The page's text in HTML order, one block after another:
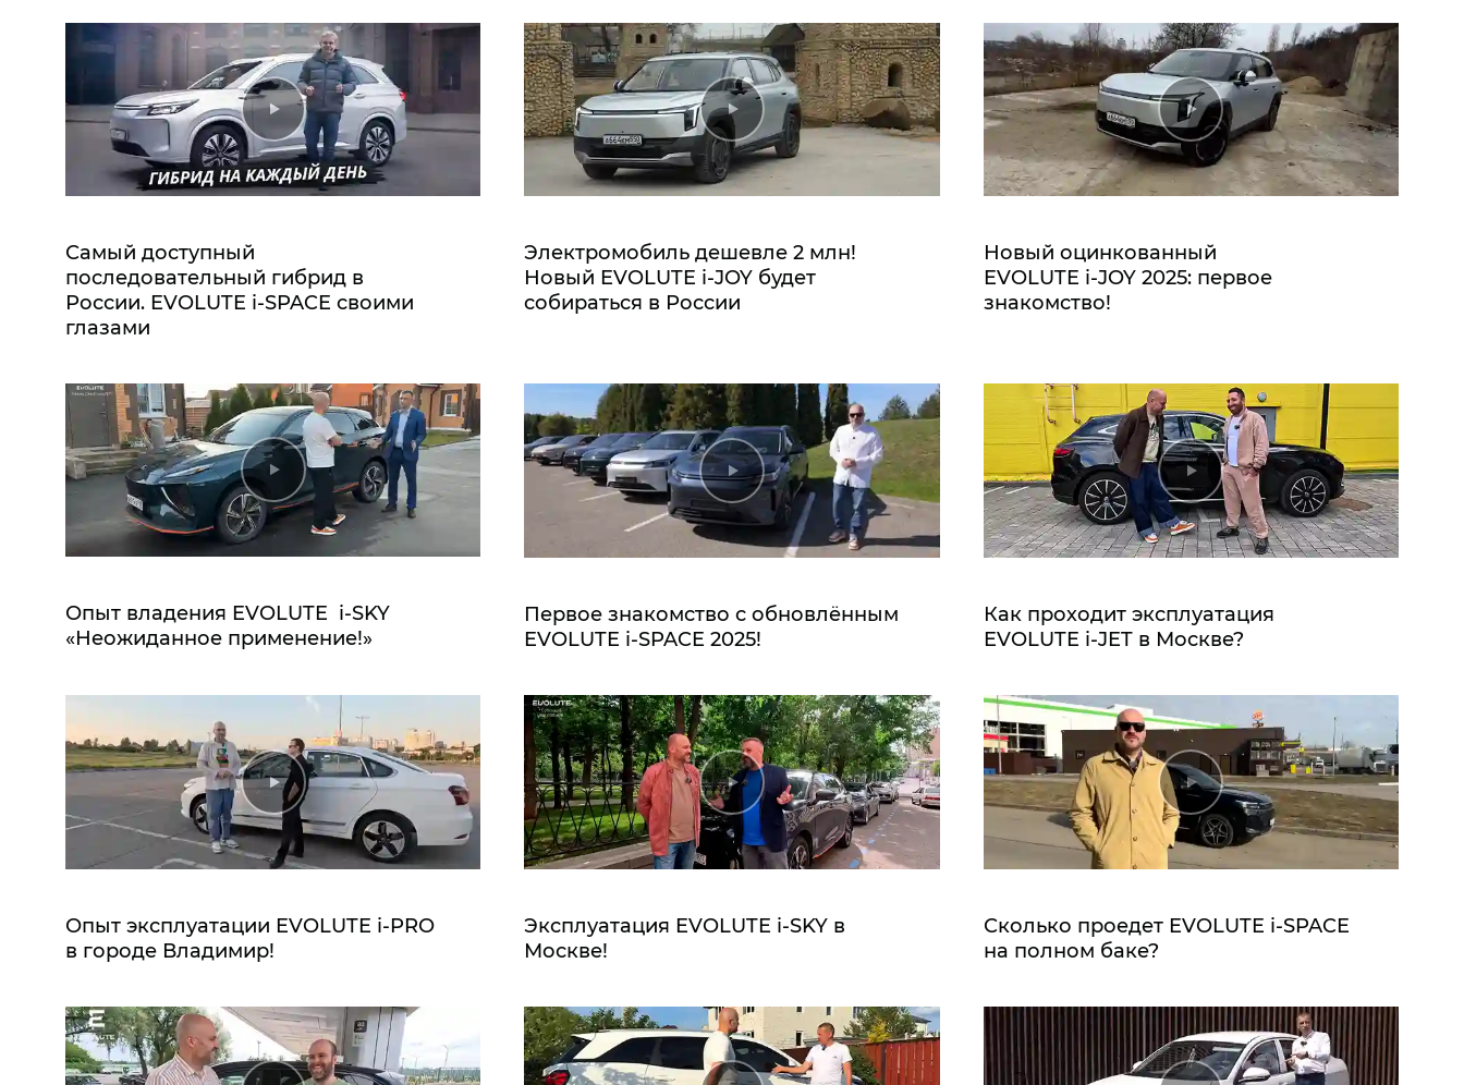
Самый доступный
последовательный гибрид в
России. EVOLUTE i‑SPACE своими
глазами
Электромобиль дешевле 2 млн!
Новый EVOLUTE i‑JOY будет
собираться в России
Новый оцинкованный
EVOLUTE i‑JOY 2025: первое
знакомство!
Опыт владения EVOLUTE i‑SKY
«Неожиданное применение!»
Первое знакомство с обновлённым
EVOLUTE i‑SPACE 2025!
Как проходит эксплуатация
EVOLUTE i‑JET в Москве?
Опыт эксплуатации EVOLUTE i‑PRO
в городе Владимир!
Эксплуатация EVOLUTE i‑SKY в
Москве!
Сколько проедет EVOLUTE i‑SPACE
на полном баке?